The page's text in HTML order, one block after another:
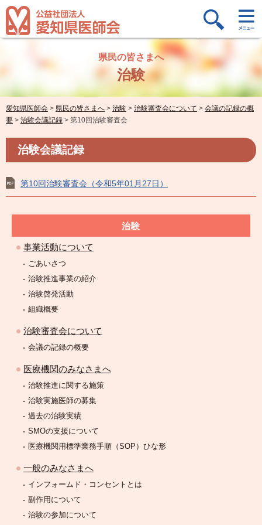
県民の皆さまへ
治験
愛知県医師会 > 県民の皆さまへ > 治験 > 治験審査会について > 会議の記録の概
要 > 治験会議記録 > 第10回治験審査会
治験会議記録
第10回治験審査会（令和5年01月27日）
治験
事業活動について
ごあいさつ
治験推進事業の紹介
治験啓発活動
組織概要
治験審査会について
会議の記録の概要
医療機関のみなさまへ
治験推進に関する施策
治験実施医師の募集
過去の治験実績
SMOの支援について
医療機関用標準業務手順（SOP）ひな形
一般のみなさまへ
インフォームド・コンセントとは
副作用について
治験の参加について